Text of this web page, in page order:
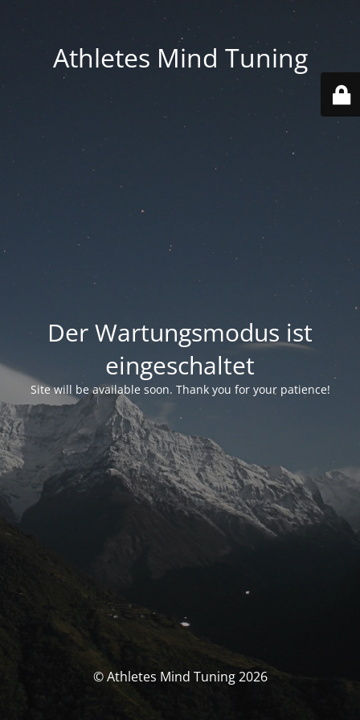
Athletes Mind Tuning
Der Wartungsmodus ist
eingeschaltet
Site will be available soon. Thank you for your patience!
© Athletes Mind Tuning 2026